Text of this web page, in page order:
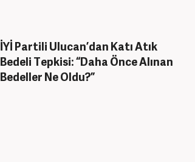
İYİ Partili Ulucan’dan Katı Atık
Bedeli Tepkisi: “Daha Önce Alınan
Bedeller Ne Oldu?”